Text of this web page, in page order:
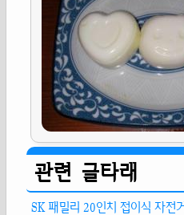
관련 글타래
SK 패밀리 20인치 접이식 자전